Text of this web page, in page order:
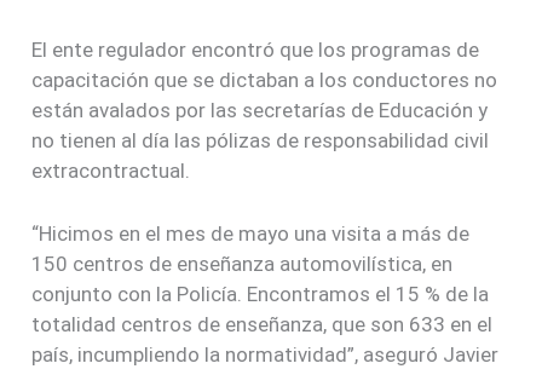
El ente regulador encontró que los programas de
capacitación que se dictaban a los conductores no
están avalados por las secretarías de Educación y
no tienen al día las pólizas de responsabilidad civil
extracontractual.
“Hicimos en el mes de mayo una visita a más de
150 centros de enseñanza automovilística, en
conjunto con la Policía. Encontramos el 15 % de la
totalidad centros de enseñanza, que son 633 en el
país, incumpliendo la normatividad”, aseguró Javier